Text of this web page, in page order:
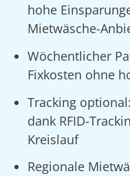
hohe
Mietwäsche-
Wöchentlicher
Fixkosten ohne
Tracking
dank RFID-
Kreislauf
Regionale